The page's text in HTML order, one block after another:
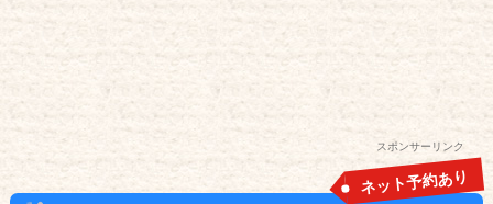
スポンサーリンク
ネット予約あり